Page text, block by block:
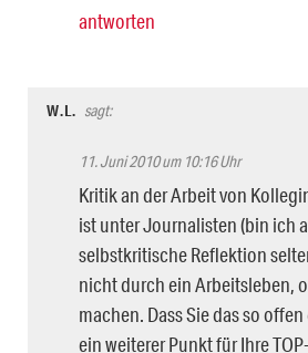
antworten
W.L. sagt:
11. Juni 2010 um 10:16 Uhr
Kritik an der Arbeit von
ist unter Journalisten (bin ich
selbstkritische Reflektion
nicht durch ein Arbeitsleben,
machen. Dass Sie das so
ein weiterer Punkt für Ihre